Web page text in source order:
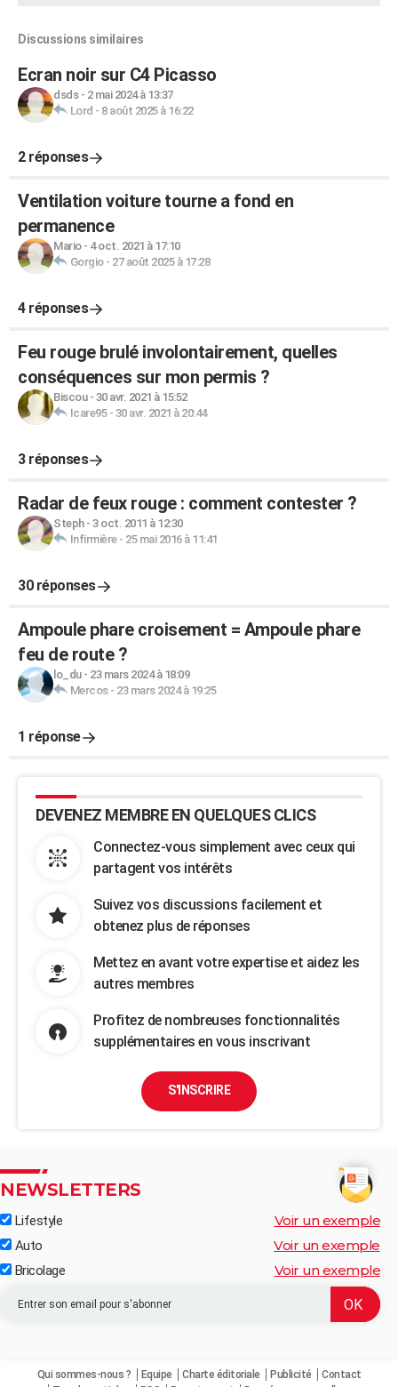
Discussions similaires
Ecran noir sur C4 Picasso
dsds- 2 mai 2024 à 13:37
Lord - 8 août 2025 à 16:22
2 réponses
Ventilation voiture tourne a fond en
permanence
Mario- 4 oct. 2021 à 17:10
Gorgio- 27 août 2025 à 17:28
4 réponses
Feu rouge brulé involontairement, quelles
conséquences sur mon permis ?
Biscou- 30 avr. 2021 à 15:52
Icare95- 30 avr. 2021 à 20:44
3 réponses
Radar de feux rouge : comment contester ?
Steph- 3 oct. 2011 à 12:30
Infirmière- 25 mai 2016 à 11:41
30 réponses
Ampoule phare croisement = Ampoule phare
feu de route ?
lo_du- 23 mars 2024 à 18:09
Mercos- 23 mars 2024 à 19:25
1 réponse
DEVENEZ MEMBRE EN QUELQUES CLICS
Connectez-vous simplement avec ceux qui
partagent vos intérêts
Suivez vos discussions facilement et
obtenez plus de réponses
Mettez en avant votre expertise et aidez les
autres membres
Profitez de nombreuses fonctionnalités
supplémentaires en vous inscrivant
S'INSCRIRE
NEWSLETTERS
Lifestyle Voir un exemple
Auto Voir un exemple
Bricolage Voir un exemple
Qui sommes-nous ? Equipe Charte éditoriale Publicité
Contact